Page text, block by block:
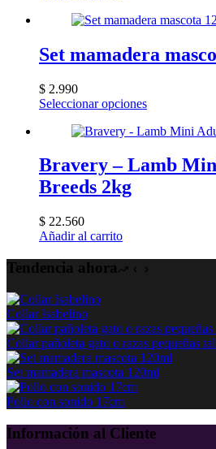
era:
es:
Set mamadera
$ 2.990
Seleccionar opcionesEste
tiene
variantes.
Las
la
Bravery – Lamb
Breeds 2kg
$ 22.560
Añadir al carrito
Tendencia ahora
Collar Isabelino
Collar pañoleta gato o razas pequeñas
Set mamadera mascota 120ml
Pollo con sonido 17cm
Información al Cliente